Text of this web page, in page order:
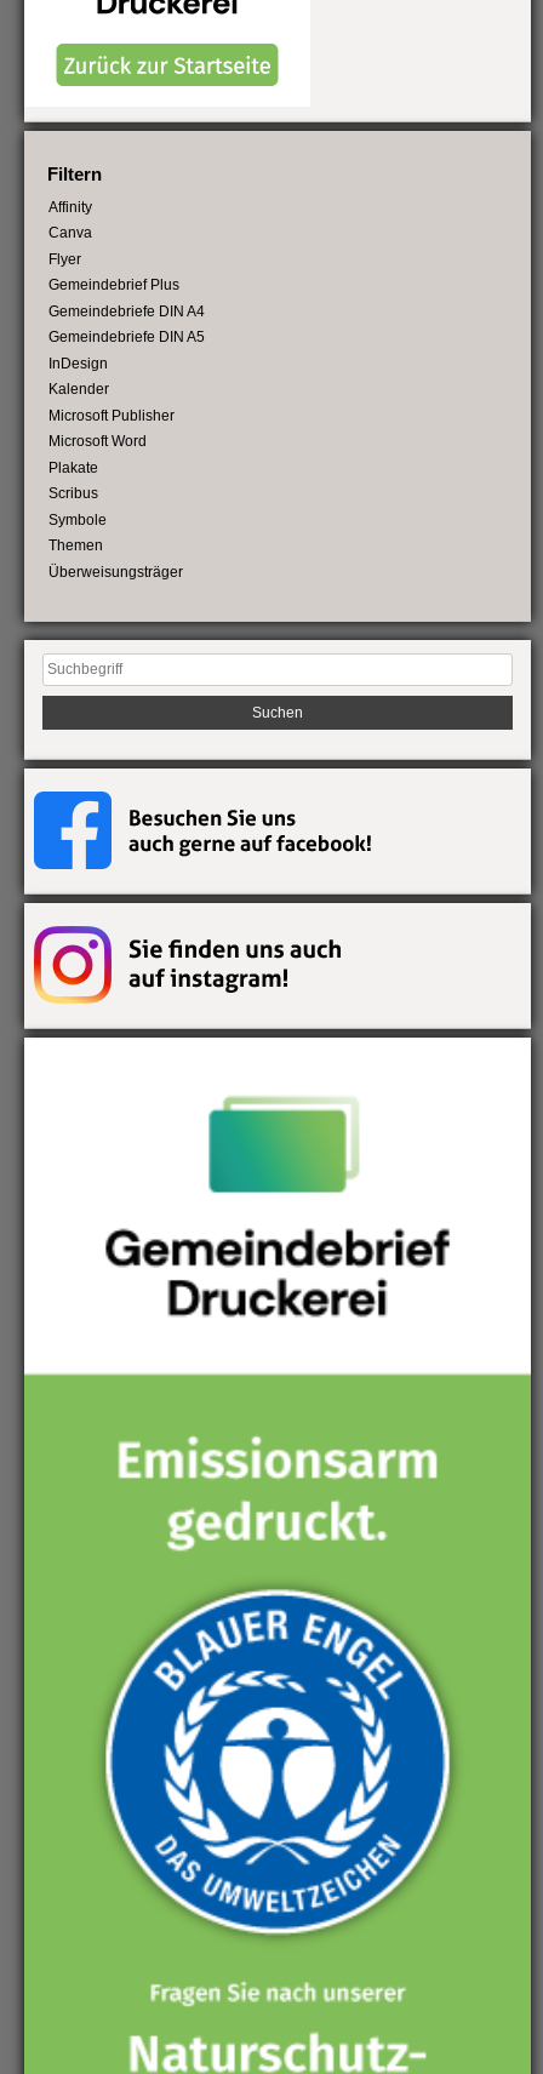
Filtern
Affinity
Canva
Flyer
Gemeindebrief Plus
Gemeindebriefe DIN A4
Gemeindebriefe DIN A5
InDesign
Kalender
Microsoft Publisher
Microsoft Word
Plakate
Scribus
Symbole
Themen
Überweisungsträger
Suchen
nach: